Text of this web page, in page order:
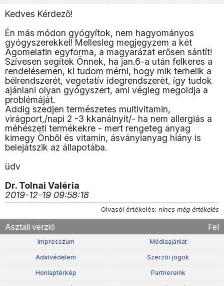
Kedves Kérdező!
Én más módon gyógyítok, nem hagyományos
gyógyszerekkel! Mellesleg megjegyzem a két
Agomelatin egyforma, a magyarázat erősen sántít!
Szívesen segítek Önnek, ha jan.6-a után felkeres a
rendelésemen, ki tudom mérni, hogy mik terhelik a
bélrendszerét, vegetatív idegrendszerét, így tudok
ajánlani olyan gyógyszert, ami végleg megoldja a
problémáját.
Addig szedjen természetes multivitamin,
virágport,/napi 2 -3 kkanálnyit/- ha nem allergiás a
méhészeti termékekre - mert rengeteg anyag
kimegy Önből és vitamin, ásványianyag hiány is
belejátszik az állapotába.
üdv
Dr. Tolnai Valéria
2019-12-19 09:58:18
Olvasói értékelés: nincs még értékelés
Asztali verzió Fel
Impresszum Médiaajánlat
Adatvédelem Szerzõi jogok
Honlaptérkép Partnereink